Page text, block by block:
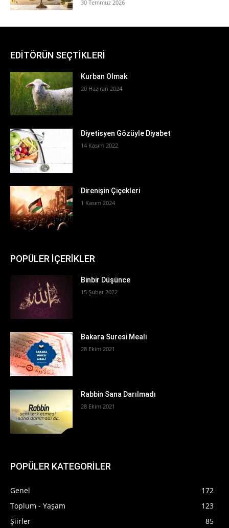
30 Temmuz 2026
EDİTÖRÜN SEÇTİKLERİ
Kurban Olmak
20 Haziran 2024
Diyetisyen Gözüyle Diyabet
14 Kasım 2022
Direnişin Çiçekleri
1 Kasım 2024
POPÜLER İÇERİKLER
Binbir Düşünce
15 Şubat 2022
Bakara Suresi Meali
28 Ekim 2021
Rabbin Sana Darılmadı
28 Ekim 2021
POPÜLER KATEGORİLER
Genel
172
Toplum - Yaşam
123
Şiirler
85